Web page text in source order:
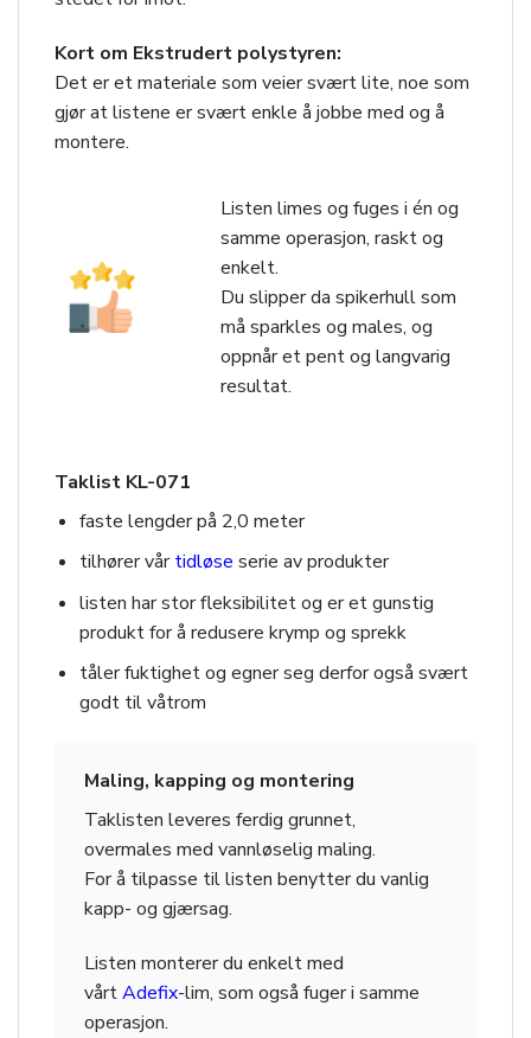
Kort om Ekstrudert polystyren:
Det er et materiale som veier svært lite, noe som
gjør at listene er svært enkle å jobbe med og å
montere.
Listen limes og fuges i én og
samme operasjon, raskt og
enkelt.
Du slipper da spikerhull som
må sparkles og males, og
oppnår et pent og langvarig
resultat.
Taklist KL-071
faste lengder på 2,0 meter
tilhører vårtidløse serie av produkter
listen har stor fleksibilitet og er et gunstig
produkt for å redusere krymp og sprekk
tåler fuktighet og egner seg derfor også svært
godt til våtrom
Maling, kapping og montering
Taklisten leveres ferdig grunnet,
overmales med vannløselig maling.
For å tilpasse til listen benytter du vanlig
kapp- og gjærsag.
Listen monterer du enkelt med
vårtAdefix-lim, som også fuger i samme
operasjon.